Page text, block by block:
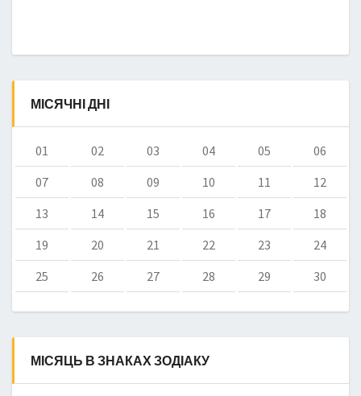
МІСЯЧНІ ДНІ
01 02 03 04 05
06
07
08 09 10 11
12
13
14 15 16 17
18
19
20 21 22 23
24
25
26 27 28 29 30
МІСЯЦЬ В ЗНАКАХ ЗОДІАКУ